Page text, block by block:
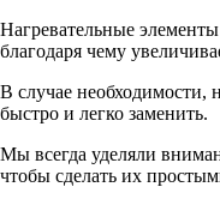
Нагревательные
благодаря чему
В случае необходимости,
быстро и легко заменить.
Мы всегда уделяли
чтобы сделать их